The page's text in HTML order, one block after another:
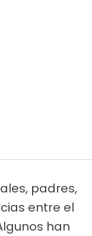
padres,
entre el
han